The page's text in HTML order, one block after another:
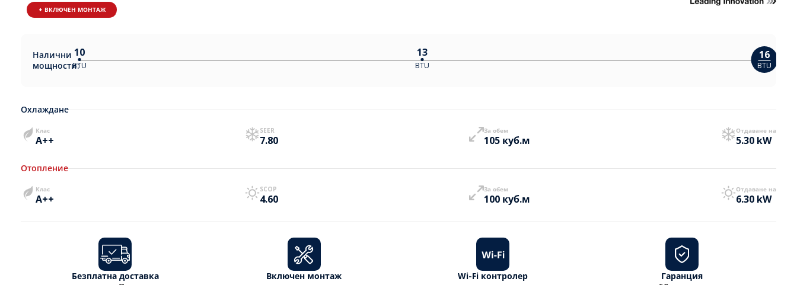
+ ВКЛЮЧЕН МОНТАЖ
Налични
мощности:
10
BTU
13
BTU
16
BTU
Охлаждане
Клас
A++
SEER
7.80
За обем
105 куб.м
Отдаване на
5.30 kW
Отопление
Клас
A++
SCOP
4.60
За обем
100 куб.м
Отдаване на
6.30 kW
Безплатна доставка Включен монтаж Wi-Fi контролер Гаранция